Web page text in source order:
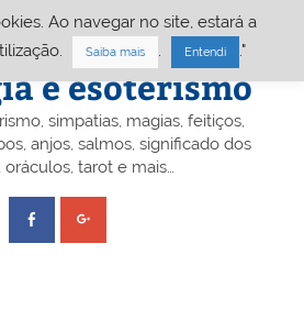
– Portal
e esoterismo
simpatias, magias, feitiços,
anjos, salmos, significado dos
oráculos, tarot e mais…
Ao navegar no site, estará a
Saiba mais Entendi ."